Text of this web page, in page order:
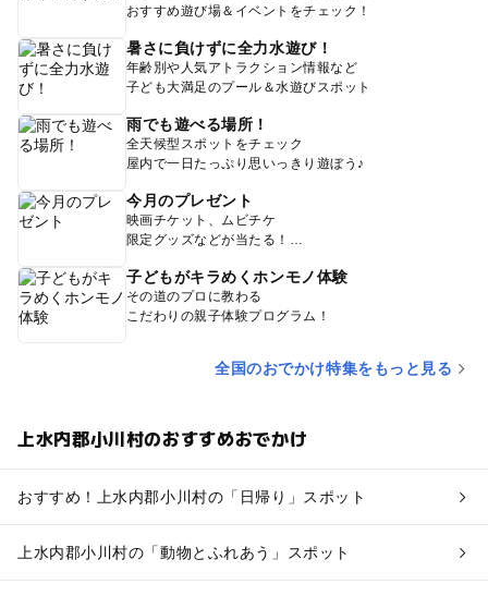
おすすめ遊び場＆イベントをチェック！
暑さに負けずに全力水遊び！
年齢別や人気アトラクション情報など
子ども大満足のプール＆水遊びスポット
雨でも遊べる場所！
全天候型スポットをチェック
屋内で一日たっぷり思いっきり遊ぼう♪
今月のプレゼント
映画チケット、ムビチケ
限定グッズなどが当たる！
子どもがキラめくホンモノ体験
その道のプロに教わる
こだわりの親子体験プログラム！
全国のおでかけ特集をもっと見る
上水内郡小川村のおすすめおでかけ
おすすめ！上水内郡小川村の「日帰り」スポット
上水内郡小川村の「動物とふれあう」スポット